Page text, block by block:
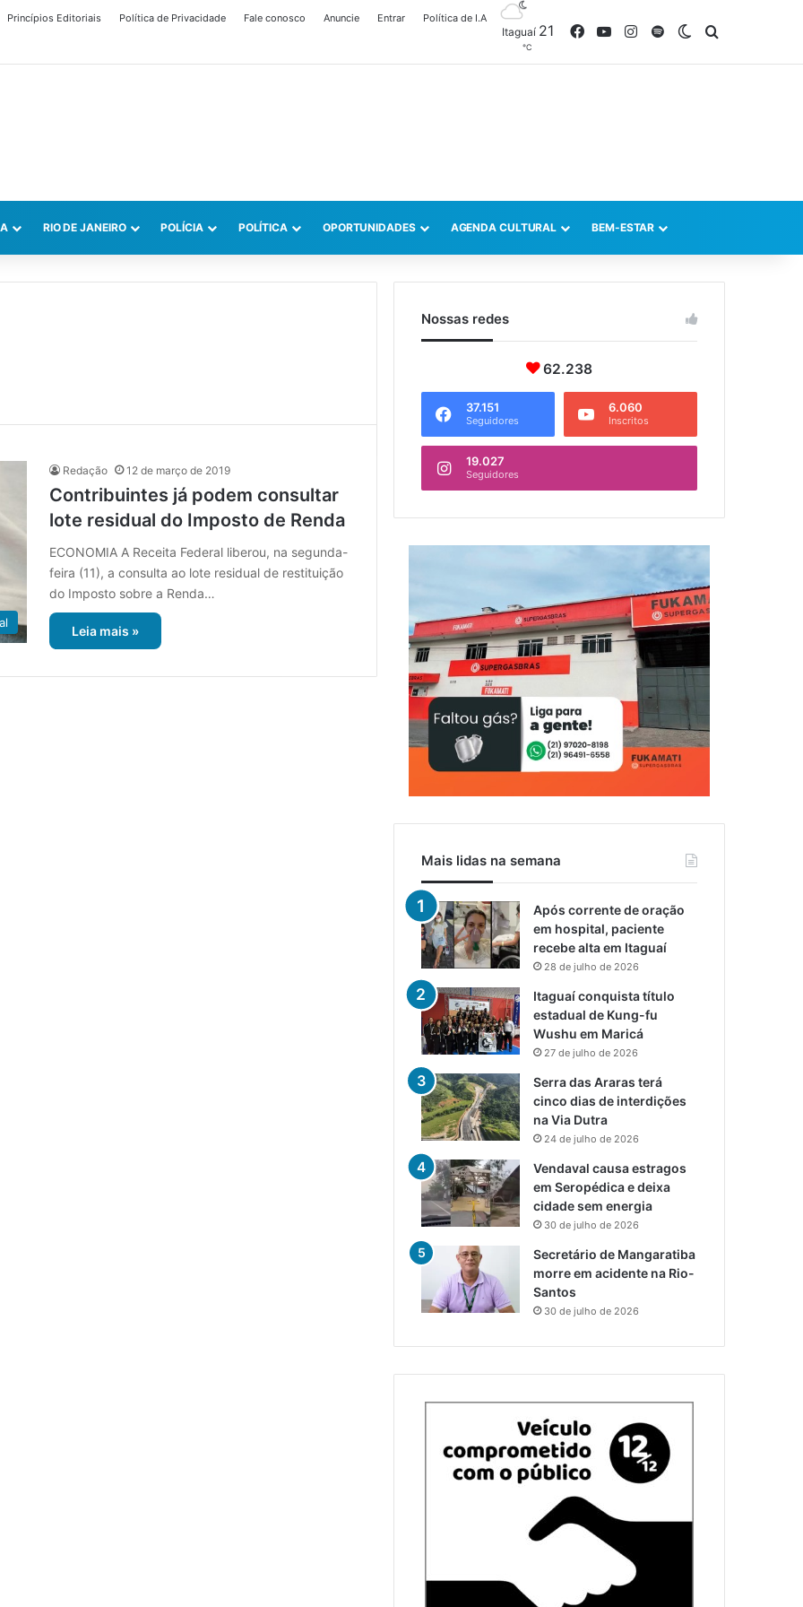
Princípios Editoriais Política de Privacidade Fale conosco Anuncie Entrar Política de I.A
Itaguaí 21
℃
FacebookYouTubeInstagram
SpotifySwitch skin
RIO DE JANEIRO POLÍCIA POLÍTICA OPORTUNIDADES AGENDA CULTURAL BEM-ESTAR
Redação 12 de março de 2019
Contribuintes já podem consultar
lote residual do Imposto de Renda
ECONOMIA A Receita Federal liberou, na segunda-
feira (11), a consulta ao lote residual de restituição
do Imposto sobre a Renda…
Leia mais »
Nossas redes
62.238
37.151
Seguidores
6.060
Inscritos
19.027
Seguidores
Mais lidas na semana
Após corrente de oração
em hospital, paciente
recebe alta em Itaguaí
28 de julho de 2026
Itaguaí conquista título
estadual de Kung-fu
Wushu em Maricá
27 de julho de 2026
Serra das Araras terá
cinco dias de interdições
na Via Dutra
24 de julho de 2026
Vendaval causa estragos
em Seropédica e deixa
cidade sem energia
30 de julho de 2026
Secretário de Mangaratiba
morre em acidente na Rio-
Santos
30 de julho de 2026